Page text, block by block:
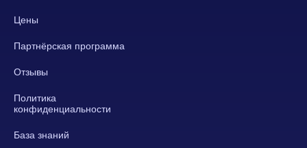
Цены
Партнёрская программа
Отзывы
Политика
конфиденциальности
База знаний